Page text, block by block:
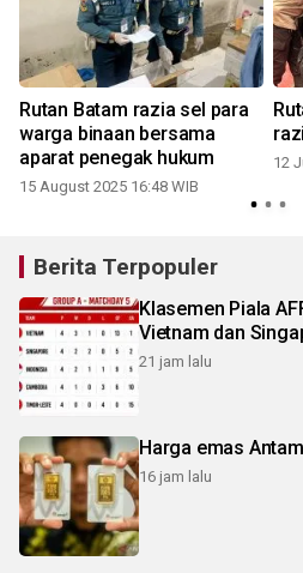
Rutan Batam razia sel para
warga binaan bersama
aparat penegak hukum
15 August 2025 16:48 WIB
12
Berita Terpopuler
Klasemen Piala
Vietnam dan
21 jam lalu
Harga emas
16 jam lalu